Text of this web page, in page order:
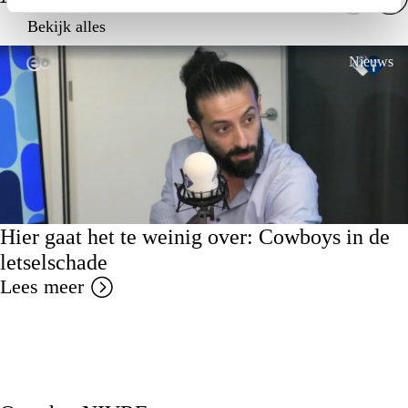
Bekijk alles
Nieuws
Hier gaat het te weinig over: Cowboys in de
letselschade
Lees meer